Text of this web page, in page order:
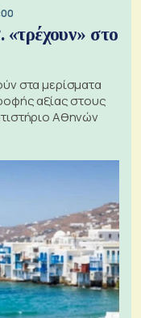
στο
στα μερίσματα
αξίας στους
Αθηνών